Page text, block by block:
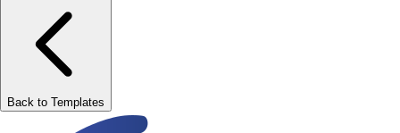
Back to Templates